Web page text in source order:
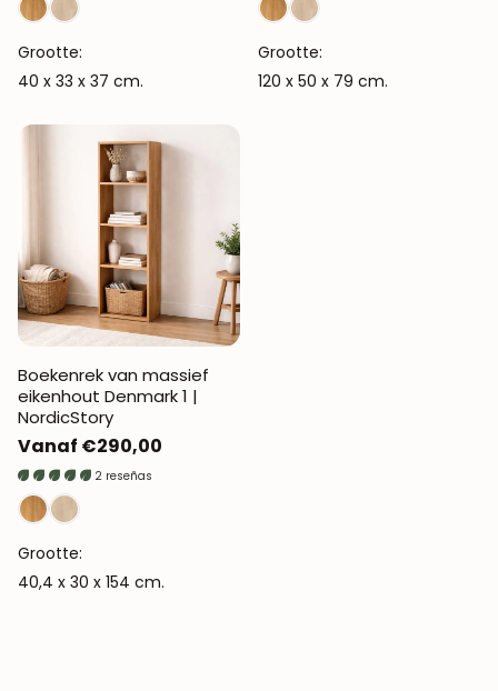
Grootte:
40 x 33 x 37 cm.
Grootte:
120 x 50 x 79 cm.
Boekenrek van massief
eikenhout Denmark 1 |
NordicStory
Normale
prijs
Vanaf €290,00
2 reseñas
Grootte:
40,4 x 30 x 154 cm.